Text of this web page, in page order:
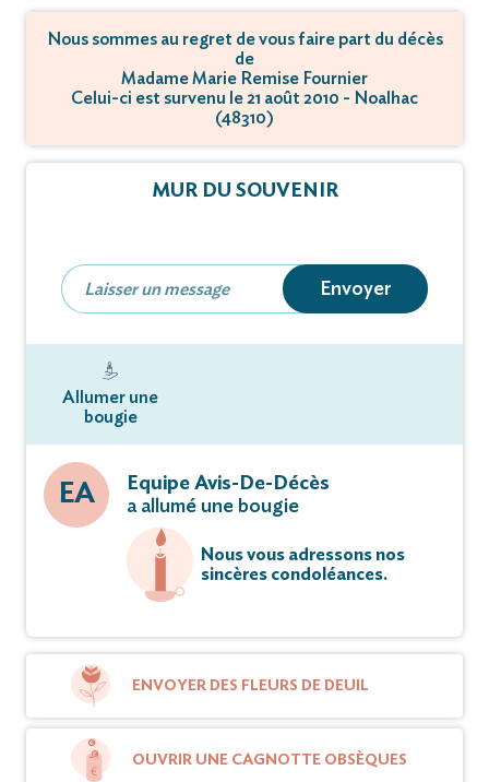
Nous sommes au regret de vous faire part du décès
de
Madame Marie Remise Fournier
Celui-ci est survenu le 21 août 2010 - Noalhac
(48310)
MUR DU SOUVENIR
Envoyer
Allumer une
bougie
EA
Equipe Avis-De-Décès
a allumé une bougie
Nous vous adressons nos
sincères condoléances.
ENVOYER DES FLEURS DE DEUIL
OUVRIR UNE CAGNOTTE OBSÈQUES